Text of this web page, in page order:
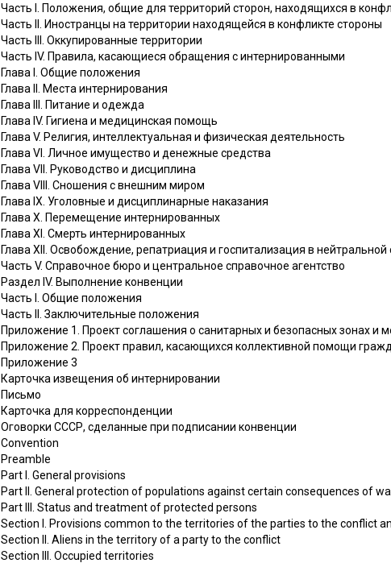
Часть I. Положения, общие для территорий сторон, находящихся в
Часть II. Иностранцы на территории находящейся в конфликте стороны
Часть III. Оккупированные территории
Часть IV. Правила, касающиеся обращения с интернированными
Глава I. Общие положения
Глава II. Места интернирования
Глава III. Питание и одежда
Глава IV. Гигиена и медицинская помощь
Глава V. Религия, интеллектуальная и физическая деятельность
Глава VI. Личное имущество и денежные средства
Глава VII. Руководство и дисциплина
Глава VIII. Сношения с внешним миром
Глава IX. Уголовные и дисциплинарные наказания
Глава X. Перемещение интернированных
Глава XI. Смерть интернированных
Глава XII. Освобождение, репатриация и госпитализация в нейтральной
Часть V. Справочное бюро и центральное справочное агентство
Раздел IV. Выполнение конвенции
Часть I. Общие положения
Часть II. Заключительные положения
Приложение 1. Проект соглашения о санитарных и безопасных зонах и
Приложение 2. Проект правил, касающихся коллективной помощи
Приложение 3
Карточка извещения об интернировании
Письмо
Карточка для корреспонденции
Оговорки СССР, сделанные при подписании конвенции
Convention
Preamble
Part I. General provisions
Part II. General protection of populations against certain consequences of
Part III. Status and treatment of protected persons
Section I. Provisions common to the territories of the parties to the conflict
Section II. Aliens in the territory of a party to the conflict
Section III. Occupied territories